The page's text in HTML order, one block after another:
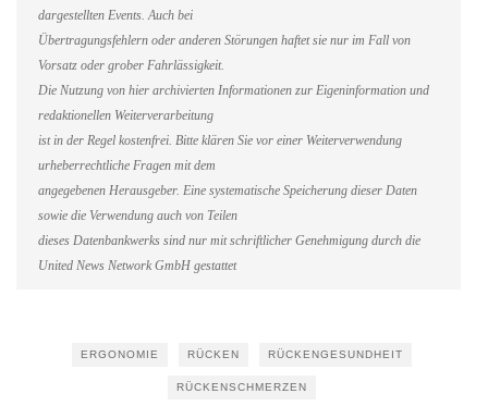
dargestellten Events. Auch bei
Übertragungsfehlern oder anderen Störungen haftet sie nur im Fall von
Vorsatz oder grober Fahrlässigkeit.
Die Nutzung von hier archivierten Informationen zur Eigeninformation und
redaktionellen Weiterverarbeitung
ist in der Regel kostenfrei. Bitte klären Sie vor einer Weiterverwendung
urheberrechtliche Fragen mit dem
angegebenen Herausgeber. Eine systematische Speicherung dieser Daten
sowie die Verwendung auch von Teilen
dieses Datenbankwerks sind nur mit schriftlicher Genehmigung durch die
United News Network GmbH gestattet
ERGONOMIE RÜCKEN RÜCKENGESUNDHEIT
RÜCKENSCHMERZEN